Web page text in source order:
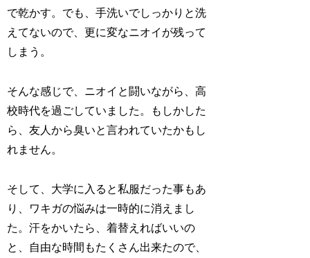
で乾かす。でも、手洗いでしっかりと洗
えてないので、更に変なニオイが残って
しまう。
そんな感じで、ニオイと闘いながら、高
校時代を過ごしていました。もしかした
ら、友人から臭いと言われていたかもし
れません。
そして、大学に入ると私服だった事もあ
り、ワキガの悩みは一時的に消えまし
た。汗をかいたら、着替えればいいの
と、自由な時間もたくさん出来たので、